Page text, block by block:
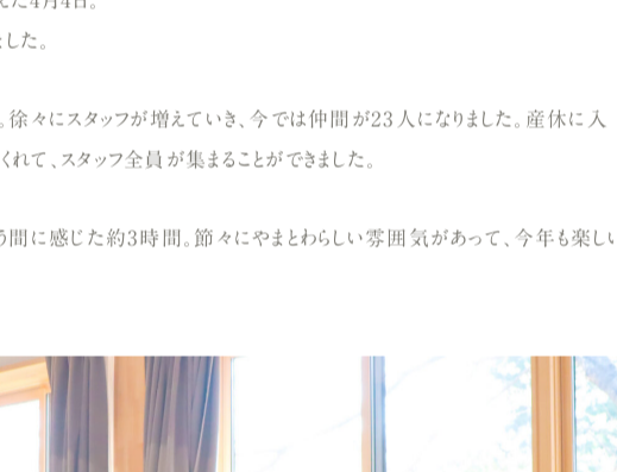
。
々にスタッフが増えていき、今では仲間が23人になりました。産休に入
て、スタッフ全員が集まることができました。
間に感じた約3時間。節々にやまとわらしい雰囲気があって、今年も楽しい